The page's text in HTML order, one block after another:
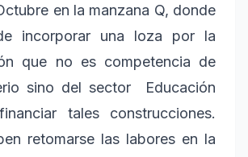
en la manzana Q, donde
incorporar una loza por la
que no es competencia de
sino del sector Educación
tales construcciones.
retomarse las labores en la